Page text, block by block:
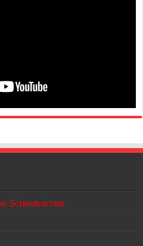
Schiedsrichter